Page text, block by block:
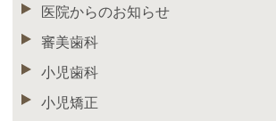
医院からのお知らせ
審美歯科
小児歯科
小児矯正